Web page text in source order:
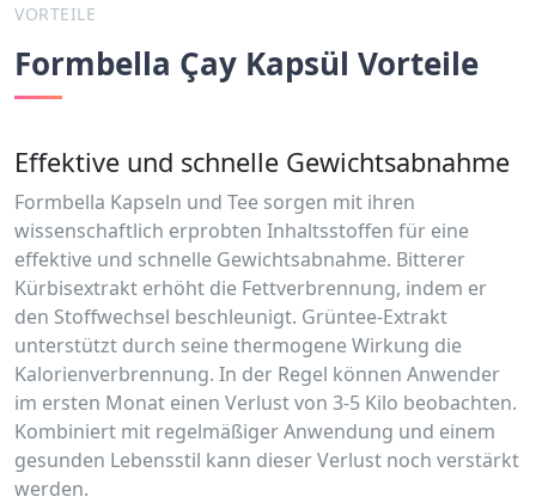
VORTEILE
Formbella Çay Kapsül Vorteile
Effektive und schnelle Gewichtsabnahme
Formbella Kapseln und Tee sorgen mit ihren
wissenschaftlich erprobten Inhaltsstoffen für eine
effektive und schnelle Gewichtsabnahme. Bitterer
Kürbisextrakt erhöht die Fettverbrennung, indem er
den Stoffwechsel beschleunigt. Grüntee-Extrakt
unterstützt durch seine thermogene Wirkung die
Kalorienverbrennung. In der Regel können Anwender
im ersten Monat einen Verlust von 3-5 Kilo beobachten.
Kombiniert mit regelmäßiger Anwendung und einem
gesunden Lebensstil kann dieser Verlust noch verstärkt
werden.